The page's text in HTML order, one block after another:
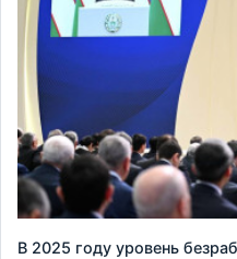
В 2025 году уровень